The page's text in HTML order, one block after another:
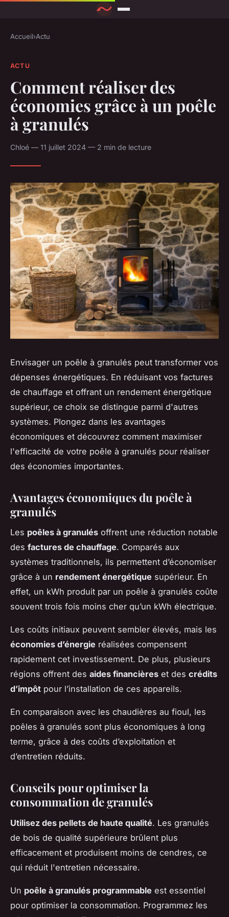
Accueil›Actu
ACTU
Comment réaliser des
économies grâce à un poêle
à granulés
Chloé — 11 juillet 2024 — 2 min de lecture
Envisager un poêle à granulés peut transformer vos
dépenses énergétiques. En réduisant vos factures
de chauffage et offrant un rendement énergétique
supérieur, ce choix se distingue parmi d'autres
systèmes. Plongez dans les avantages
économiques et découvrez comment maximiser
l'efficacité de votre poêle à granulés pour réaliser
des économies importantes.
Avantages économiques du poêle à
granulés
Les poêles à granulés offrent une réduction notable
des factures de chauffage. Comparés aux
systèmes traditionnels, ils permettent d’économiser
grâce à un rendement énergétique supérieur. En
effet, un kWh produit par un poêle à granulés coûte
souvent trois fois moins cher qu’un kWh électrique.
Les coûts initiaux peuvent sembler élevés, mais les
économies d’énergie réalisées compensent
rapidement cet investissement. De plus, plusieurs
régions offrent des aides financières et des crédits
d’impôt pour l’installation de ces appareils.
En comparaison avec les chaudières au fioul, les
poêles à granulés sont plus économiques à long
terme, grâce à des coûts d’exploitation et
d’entretien réduits.
Conseils pour optimiser la
consommation de granulés
Utilisez des pellets de haute qualité. Les granulés
de bois de qualité supérieure brûlent plus
efficacement et produisent moins de cendres, ce
qui réduit l'entretien nécessaire.
Un poêle à granulés programmable est essentiel
pour optimiser la consommation. Programmez les